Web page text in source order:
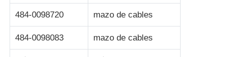
484-0098720 mazo de cables
484-0098083 mazo de cables